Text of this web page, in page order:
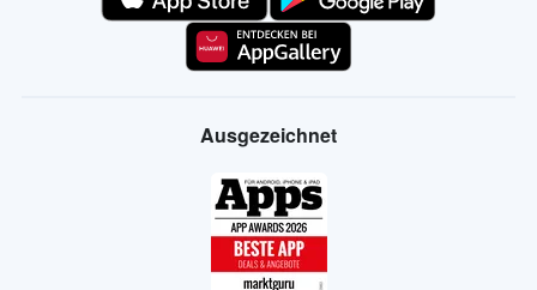
Ausgezeichnet